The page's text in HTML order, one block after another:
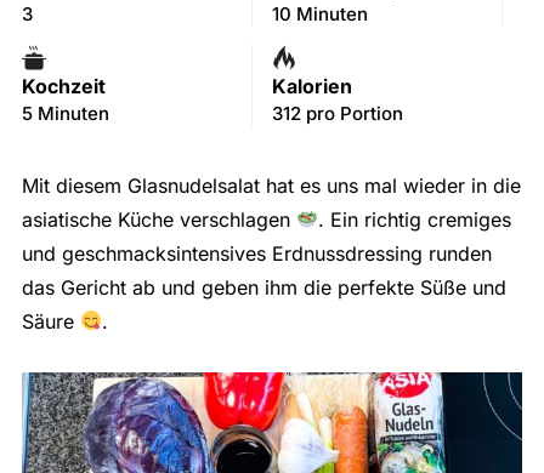
3 10 Minuten
Kochzeit
5 Minuten
Kalorien
312 pro Portion
Mit diesem Glasnudelsalat hat es uns mal wieder in die
asiatische Küche verschlagen
. Ein richtig cremiges
und geschmacksintensives Erdnussdressing runden
das Gericht ab und geben ihm die perfekte Süße und
Säure
.